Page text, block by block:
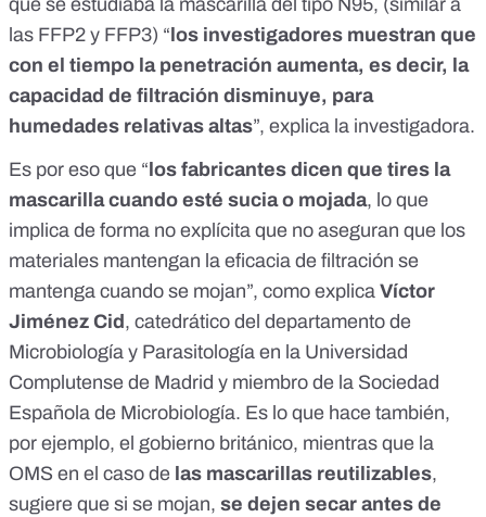
que se estudiaba la mascarilla del tipo N95, (similar a
las FFP2 y FFP3) “ los investigadores muestran que
con el tiempo la penetración aumenta, es decir, la
capacidad de filtración disminuye, para
humedades relativas altas”, explica la investigadora.
Es por eso que “ los fabricantes dicen que tires la
mascarilla cuando esté sucia o mojada, lo que
implica de forma no explícita que no aseguran que los
materiales mantengan la eficacia de filtración se
mantenga cuando se mojan”, como explica Víctor
Jiménez Cid , catedrático del departamento de
Microbiología y Parasitología en la Universidad
Complutense de Madrid y miembro de la Sociedad
Española de Microbiología. Es lo que hace también,
por ejemplo, el gobierno británico, mientras que la
OMS en el caso de las mascarillas reutilizables,
sugiere que si se mojan, se dejen secar antes de